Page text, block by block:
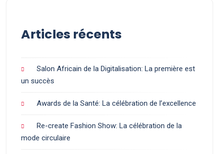
Articles récents
Salon Africain de la Digitalisation: La première est
un succès
Awards de la Santé: La célébration de l’excellence
Re-create Fashion Show: La célébration de la
mode circulaire